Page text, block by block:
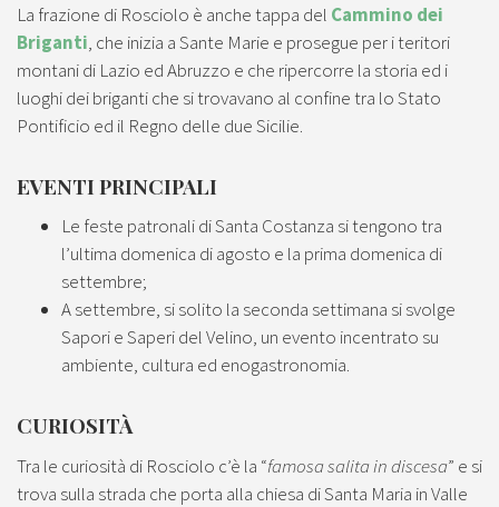
La frazione di Rosciolo è anche tappa del Cammino dei
Briganti, che inizia a Sante Marie e prosegue per i teritori
montani di Lazio ed Abruzzo e che ripercorre la storia ed i
luoghi dei briganti che si trovavano al confine tra lo Stato
Pontificio ed il Regno delle due Sicilie.
EVENTI PRINCIPALI
Le feste patronali di Santa Costanza si tengono tra
l’ultima domenica di agosto e la prima domenica di
settembre;
A settembre, si solito la seconda settimana si svolge
Sapori e Saperi del Velino, un evento incentrato su
ambiente, cultura ed enogastronomia.
CURIOSITÀ
Tra le curiosità di Rosciolo c’è la “famosa salita in discesa” e si
trova sulla strada che porta alla chiesa di Santa Maria in Valle